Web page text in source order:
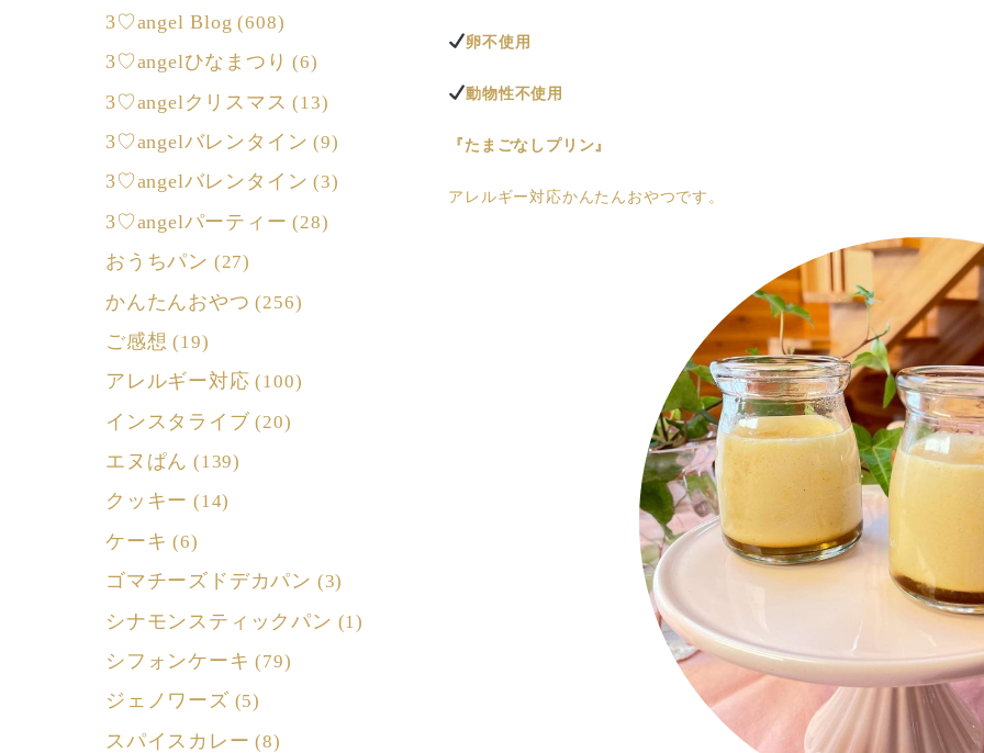
卵不使用
動物性不使用
『たまごなしプリン』
アレルギー対応かんたんおやつです。
3♡angel Blog (608)
3♡angelひなまつり (6)
3♡angelクリスマス (13)
3♡angelバレンタイン (9)
3♡angelバレンタイン (3)
3♡angelパーティー (28)
おうちパン (27)
かんたんおやつ (256)
ご感想 (19)
アレルギー対応 (100)
インスタライブ (20)
エヌぱん (139)
クッキー (14)
ケーキ (6)
ゴマチーズドデカパン (3)
シナモンスティックパン (1)
シフォンケーキ (79)
ジェノワーズ (5)
スパイスカレー (8)